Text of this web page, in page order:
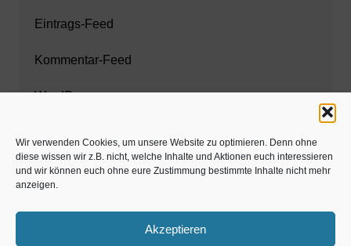
Wir verwenden Cookies, um unsere Website zu optimieren. Denn ohne
diese wissen wir z.B. nicht, welche Inhalte und Aktionen euch interessieren
und wir können euch ohne eure Zustimmung bestimmte Inhalte nicht mehr
anzeigen.
Akzeptieren
Eintrags-Feed
Kommentar-Feed
WordPress.org
Zahnarzt München
www.estaregistrierung.org – ESTA